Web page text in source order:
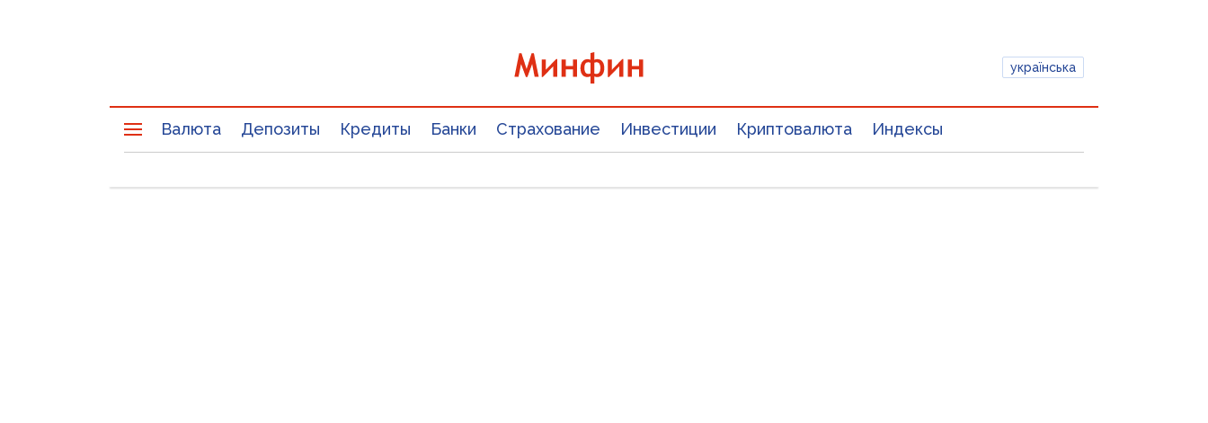
українська
Валюта Депозиты Кредиты Банки Страхование Инвестиции Криптовалюта Индексы